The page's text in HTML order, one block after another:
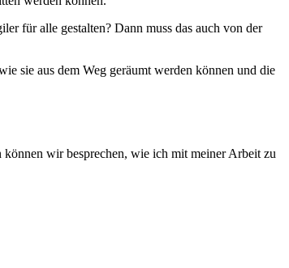
für alle gestalten? Dann muss das auch von der
sie aus dem Weg geräumt werden können und die
wir besprechen, wie ich mit meiner Arbeit zu